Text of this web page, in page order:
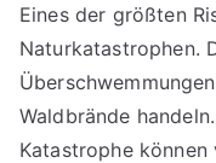
Eines der größten
Naturkatastrophen.
Waldbrände
Katastrophe können